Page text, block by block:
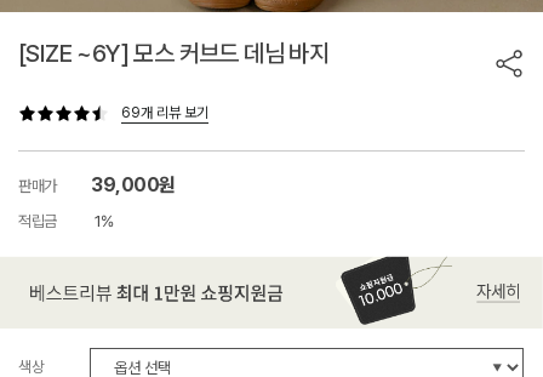
[SIZE ~6Y] 모스 커브드 데님 바지
69개 리뷰 보기
판매가 39,000원
적립금 1%
색상